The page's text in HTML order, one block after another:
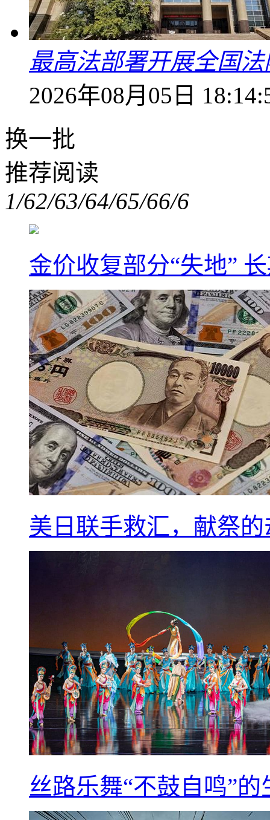
最高法部署开展全国
2026年08月05日
换一批
推荐阅读
1/62/63/64/65/66/6
金价收复部分“失地”
美日联手救汇，献祭
丝路乐舞“不鼓自鸣”